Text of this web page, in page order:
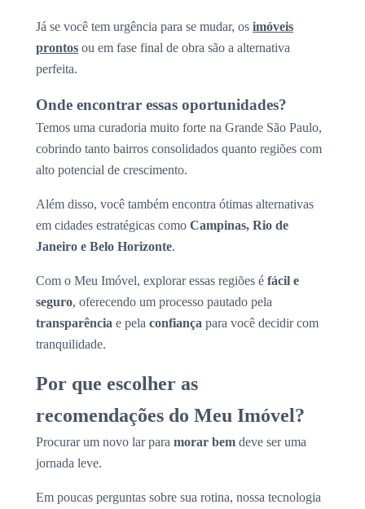
Já se você tem urgência para se mudar, os imóveis
prontos ou em fase final de obra são a alternativa
perfeita.
Onde encontrar essas oportunidades?
Temos uma curadoria muito forte na Grande São Paulo,
cobrindo tanto bairros consolidados quanto regiões com
alto potencial de crescimento.
Além disso, você também encontra ótimas alternativas
em cidades estratégicas como Campinas, Rio de
Janeiro e Belo Horizonte.
Com o Meu Imóvel, explorar essas regiões é fácil e
seguro, oferecendo um processo pautado pela
transparência e pela confiança para você decidir com
tranquilidade.
Por que escolher as
recomendações do Meu Imóvel?
Procurar um novo lar para morar bem deve ser uma
jornada leve.
Em poucas perguntas sobre sua rotina, nossa tecnologia